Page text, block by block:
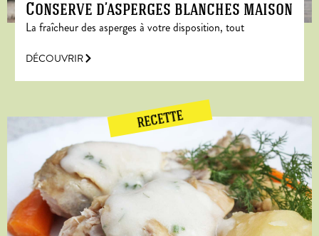
Conserve d’asperges blanches maison
La fraîcheur des asperges à votre disposition, tout
DÉCOUVRIR
RECETTE